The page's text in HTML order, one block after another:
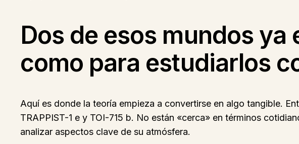
Dos de esos mundos
como para estudiarlos
Aquí es donde la teoría empieza a convertirse en algo tangible.
TRAPPIST-1 e y TOI-715 b. No están «cerca» en términos
analizar aspectos clave de su atmósfera.